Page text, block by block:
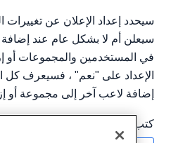
سيحدد إعداد الإعلان عن تغييرات
سيعلن أم لا بشكل عام عند
في المستخدمين والمجموعات أو
الإعداد على "نعم" ، فسيعرف كل
إضافة لاعب آخر إلى مجموعة أو
كتب بواسطة